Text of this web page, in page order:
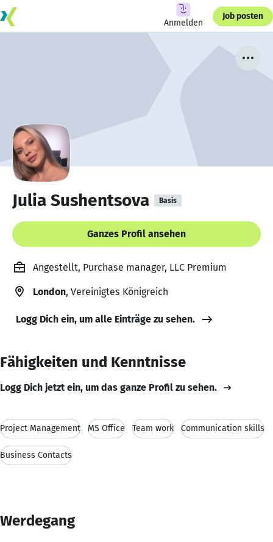
Anmelden
Job posten
Julia Sushentsova Basis
Ganzes Profil ansehen
Angestellt, Purchase manager, LLC Premium
London, Vereinigtes Königreich
Logg Dich ein, um alle Einträge zu sehen.
Fähigkeiten und Kenntnisse
Logg Dich jetzt ein, um das ganze Profil zu sehen.
Project Management MS Office Team work Communication skills
Business Contacts
Werdegang